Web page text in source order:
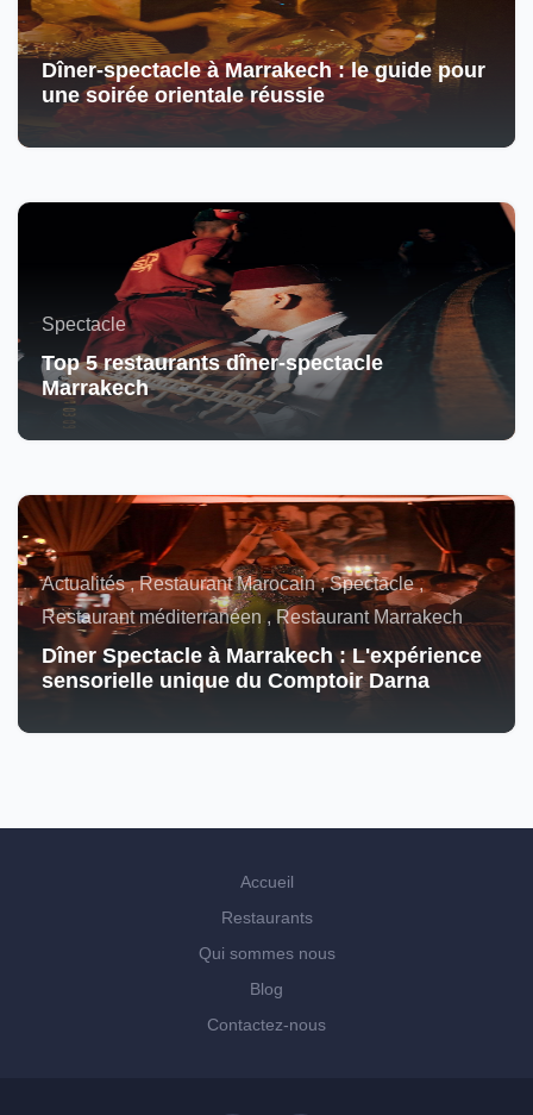
Dîner-spectacle à Marrakech : le guide pour
une soirée orientale réussie
Spectacle
Top 5 restaurants dîner-spectacle
Marrakech
Actualités , Restaurant Marocain , Spectacle ,
Restaurant méditerranéen , Restaurant Marrakech
Dîner Spectacle à Marrakech : L'expérience
sensorielle unique du Comptoir Darna
Accueil
Restaurants
Qui sommes nous
Blog
Contactez-nous